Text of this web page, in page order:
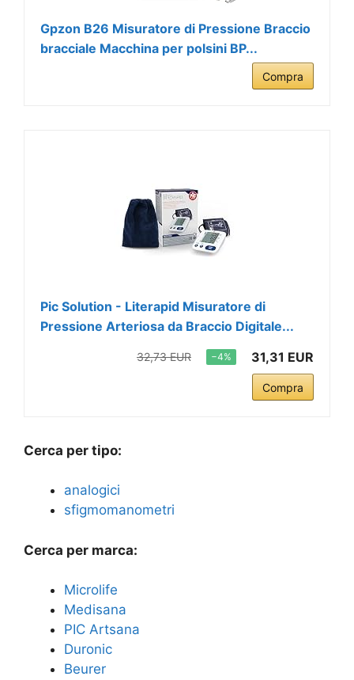
Gpzon B26 Misuratore di Pressione Braccio
bracciale Macchina per polsini BP...
Compra
Pic Solution - Literapid Misuratore di
Pressione Arteriosa da Braccio Digitale...
32,73 EUR −4% 31,31 EUR
Compra
Cerca per tipo:
analogici
sfigmomanometri
Cerca per marca:
Microlife
Medisana
PIC Artsana
Duronic
Beurer